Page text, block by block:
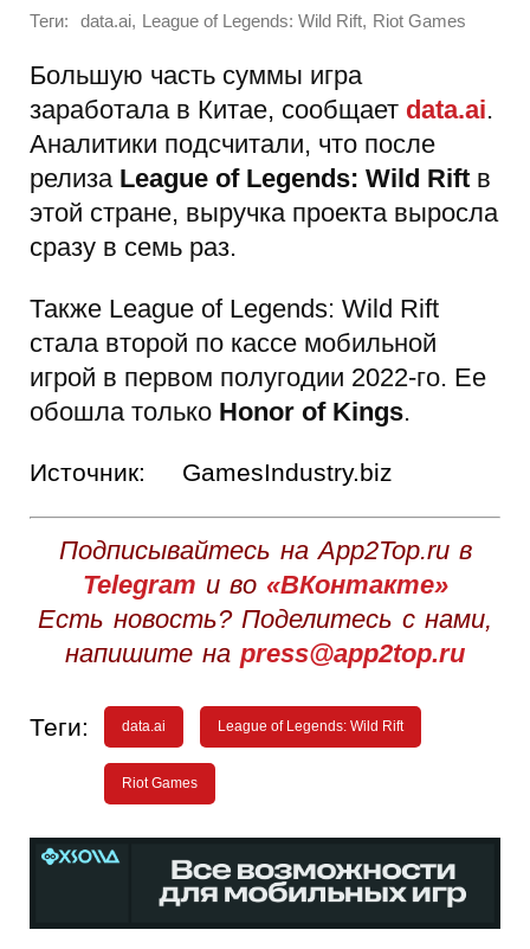
Теги: data.ai, League of Legends: Wild Rift, Riot Games
Большую часть суммы игра
заработала в Китае, сообщает data.ai.
Аналитики подсчитали, что после
релиза League of Legends: Wild Rift в
этой стране, выручка проекта выросла
сразу в семь раз.
Также League of Legends: Wild Rift
стала второй по кассе мобильной
игрой в первом полугодии 2022-го. Ее
обошла только Honor of Kings.
Источник: GamesIndustry.biz
Подписывайтесь на App2Top.ru в
Telegram и во «ВКонтакте»
Есть новость? Поделитесь с нами,
напишите на press@app2top.ru
Теги: data.ai League of Legends: Wild Rift
Riot Games